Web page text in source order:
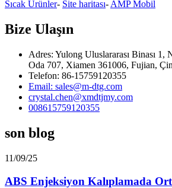
Sıcak Ürünler- Site haritası- AMP Mobil
Bize Ulaşın
Adres: Yulong Uluslararası Binası 1,
Oda 707, Xiamen 361006, Fujian, Çin
Telefon: 86-15759120355
Email: sales@m-dtg.com
crystal.chen@xmdtjmy.com
008615759120355
son blog
11/09/25
ABS Enjeksiyon Kalıplamada